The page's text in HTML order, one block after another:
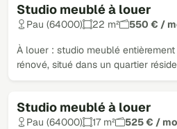
Studio meublé à louer
Pau (64000) 22 m² 550 € /
À louer : studio meublé
rénové, situé dans un quartier
Studio meublé à louer
Pau (64000) 17 m² 525 € /